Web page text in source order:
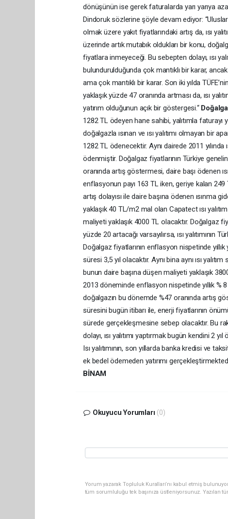
dönüşünün ise gerek faturalarda yarı yarıya
Dindoruk sözlerine şöyle devam ediyor:
olmak üzere yakıt fiyatlarındaki artış da, ısı
üzerinde artık mutabık oldukları bir konu,
fiyatlara inmeyeceği. Bu sebepten dolayı, ısı
bulundurulduğunda çok mantıklı bir karar,
ama çok mantıklı bir karar. Son iki yılda
yaklaşık yüzde 47 oranında artması da, ısı
yatırım olduğunun açık bir göstergesi.“
1282 TL ödeyen hane sahibi, yalıtımla faturayı
doğalgazla ısınan ve ısı yalıtımı olmayan bir
1282 TL ödenecektir. Aynı dairede 2011
ödenmiştir. Doğalgaz fiyatlarının Türkiye
oranında artış göstermesi, daire başı ödenen
enflasyonun payı 163 TL iken, geriye kalan
artış dolayısı ile daire başına ödenen ısınma
yaklaşık 40 TL/m2 mal olan Capatect ısı
maliyeti yaklaşık 4000 TL olacaktır. Doğalgaz
yüzde 20 artacağı varsayılırsa, ısı
Doğalgaz fiyatlarının enflasyon nispetinde
süresi 3,5 yıl olacaktır. Aynı bina aynı ısı
bunun daire başına düşen maliyeti yaklaşık
2013 döneminde enflasyon nispetinde yıllık %
doğalgazın bu dönemde %47 oranında artış
süresini bugün itibarı ile, enerji fiyatlarının
sürede gerçekleşmesine sebep olacaktır. Bu
dolayı, ısı yalıtımı yaptırmak bugün kendini 2
Isı yalıtımının, son yıllarda banka kredisi ve
ek bedel ödemeden yatırımı
BİNAM
Okuyucu Yorumları (0)
Yorum yazarak Topluluk Kuralları’nı kabul etmiş
tüm sorumluluğu tek başınıza üstleniyorsunuz.